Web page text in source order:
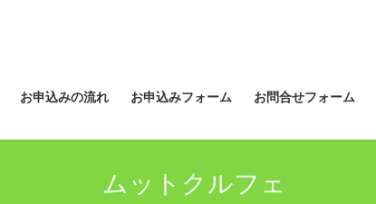
お申込みの流れ お申込みフォーム お問合せフォーム
ムットクルフェ